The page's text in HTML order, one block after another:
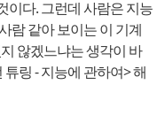
이다. 그런데 사람은 지능
람 같아 보이는 이 기계
않겠느냐는 생각이 바
링 - 지능에 관하여> 해